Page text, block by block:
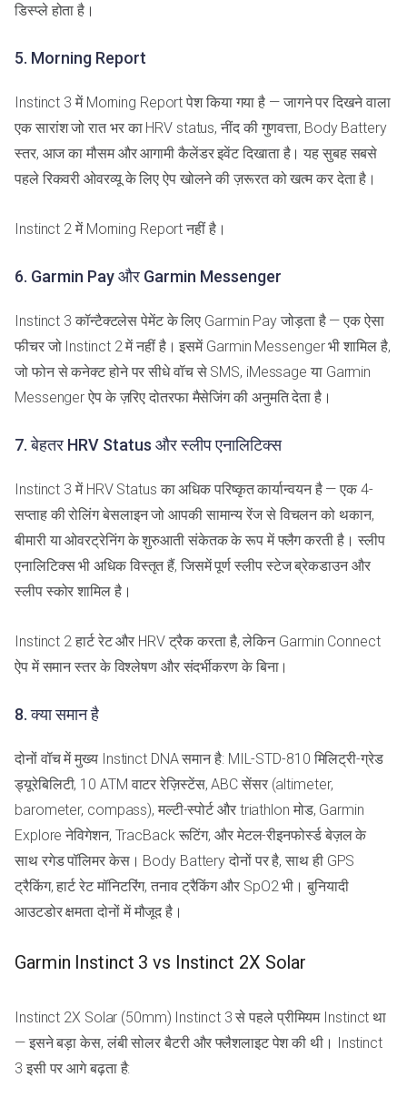
डिस्प्ले होता है।
5. Morning Report
Instinct 3 में Morning Report पेश किया गया है — जागने पर दिखने वाला
एक सारांश जो रात भर का HRV status, नींद की गुणवत्ता, Body Battery
स्तर, आज का मौसम और आगामी कैलेंडर इवेंट दिखाता है। यह सुबह सबसे
पहले रिकवरी ओवरव्यू के लिए ऐप खोलने की ज़रूरत को खत्म कर देता है।
Instinct 2 में Morning Report नहीं है।
6. Garmin Pay और Garmin Messenger
Instinct 3 कॉन्टैक्टलेस पेमेंट के लिए Garmin Pay जोड़ता है — एक ऐसा
फीचर जो Instinct 2 में नहीं है। इसमें Garmin Messenger भी शामिल है,
जो फोन से कनेक्ट होने पर सीधे वॉच से SMS, iMessage या Garmin
Messenger ऐप के ज़रिए दोतरफा मैसेजिंग की अनुमति देता है।
7. बेहतर HRV Status और स्लीप एनालिटिक्स
Instinct 3 में HRV Status का अधिक परिष्कृत कार्यान्वयन है — एक 4-
सप्ताह की रोलिंग बेसलाइन जो आपकी सामान्य रेंज से विचलन को थकान,
बीमारी या ओवरट्रेनिंग के शुरुआती संकेतक के रूप में फ्लैग करती है। स्लीप
एनालिटिक्स भी अधिक विस्तृत हैं, जिसमें पूर्ण स्लीप स्टेज ब्रेकडाउन और
स्लीप स्कोर शामिल है।
Instinct 2 हार्ट रेट और HRV ट्रैक करता है, लेकिन Garmin Connect
ऐप में समान स्तर के विश्लेषण और संदर्भीकरण के बिना।
8. क्या समान है
दोनों वॉच में मुख्य Instinct DNA समान है: MIL-STD-810 मिलिट्री-ग्रेड
ड्यूरेबिलिटी, 10 ATM वाटर रेज़िस्टेंस, ABC सेंसर (altimeter,
barometer, compass), मल्टी-स्पोर्ट और triathlon मोड, Garmin
Explore नेविगेशन, TracBack रूटिंग, और मेटल-रीइनफोर्स्ड बेज़ल के
साथ रगेड पॉलिमर केस। Body Battery दोनों पर है, साथ ही GPS
ट्रैकिंग, हार्ट रेट मॉनिटरिंग, तनाव ट्रैकिंग और SpO2 भी। बुनियादी
आउटडोर क्षमता दोनों में मौजूद है।
Garmin Instinct 3 vs Instinct 2X Solar
Instinct 2X Solar (50mm) Instinct 3 से पहले प्रीमियम Instinct था
— इसने बड़ा केस, लंबी सोलर बैटरी और फ्लैशलाइट पेश की थी। Instinct
3 इसी पर आगे बढ़ता है: